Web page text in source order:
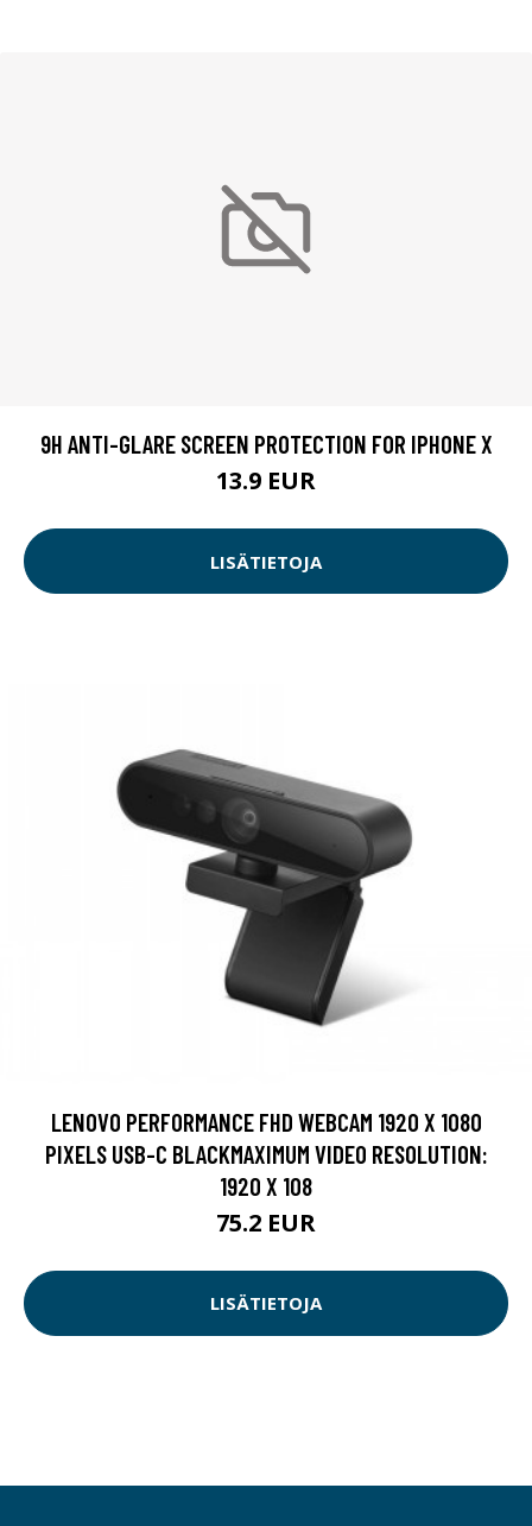
9H ANTI-GLARE SCREEN PROTECTION FOR IPHONE X
13.9 EUR
LISÄTIETOJA
LENOVO PERFORMANCE FHD WEBCAM 1920 X 1080
PIXELS USB-C BLACKMAXIMUM VIDEO RESOLUTION:
1920 X 108
75.2 EUR
LISÄTIETOJA